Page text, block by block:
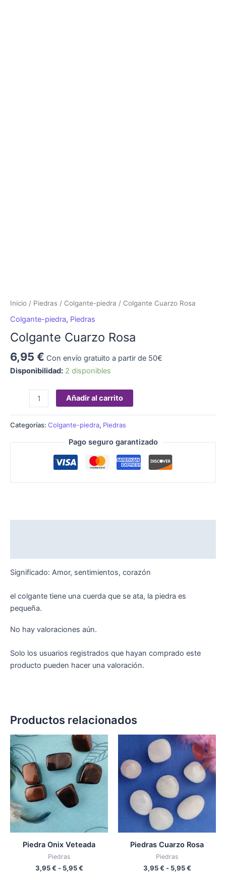
Inicio / Piedras / Colgante-piedra / Colgante Cuarzo Rosa
Colgante-piedra, Piedras
Colgante Cuarzo Rosa
6,95 € Con envío gratuito a partir de 50€
Disponibilidad: 2 disponibles
Añadir al carrito
Categorías: Colgante-piedra, Piedras
Pago seguro garantizado
Significado: Amor, sentimientos, corazón
el colgante tiene una cuerda que se ata, la piedra es
pequeña.
No hay valoraciones aún.
Solo los usuarios registrados que hayan comprado este
producto pueden hacer una valoración.
Productos relacionados
Piedra Onix Veteada
Piedras
3,95€ - 5,95€
Rango
de
precios:
desde
3,95 €
hasta
5,95 €
Este
producto
tiene
múltiples
variantes.
Las
opciones
se
Piedras Cuarzo Rosa
Piedras
3,95€ - 5,95€
Rango
de
precios:
desde
3,95 €
hasta
Este